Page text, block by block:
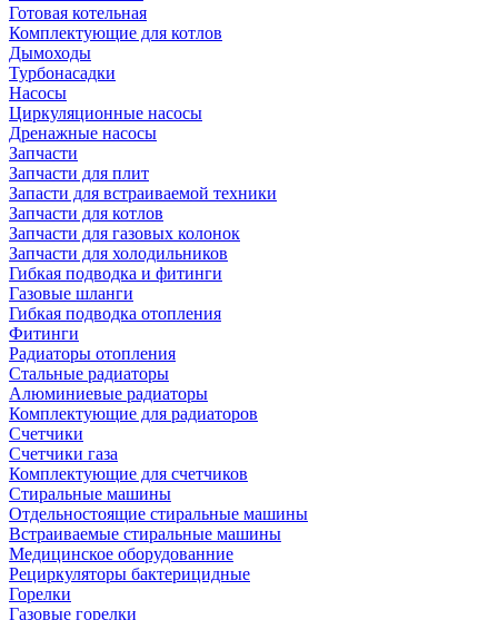
Готовая котельная
Комплектующие для котлов
Дымоходы
Турбонасадки
Насосы
Циркуляционные насосы
Дренажные насосы
Запчасти
Запчасти для плит
Запасти для встраиваемой техники
Запчасти для котлов
Запчасти для газовых колонок
Запчасти для холодильников
Гибкая подводка и фитинги
Газовые шланги
Гибкая подводка отопления
Фитинги
Радиаторы отопления
Стальные радиаторы
Алюминиевые радиаторы
Комплектующие для радиаторов
Счетчики
Счетчики газа
Комплектующие для счетчиков
Стиральные машины
Отдельностоящие стиральные машины
Встраиваемые стиральные машины
Медицинское оборудованние
Рециркуляторы бактерицидные
Горелки
Газовые горелки